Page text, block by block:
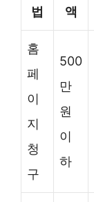
법
액
홈
페
이
지
청
구
500
만
원
이
하